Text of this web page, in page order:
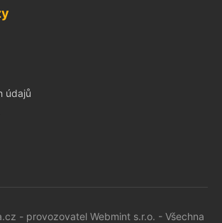
údajů
- provozovatel Webmint s.r.o. - Všechna